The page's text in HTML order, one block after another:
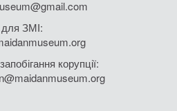
для ЗМІ:
корупції: